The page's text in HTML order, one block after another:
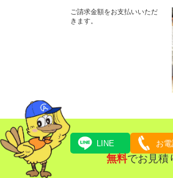
ご請求金額をお支払いいただ
きます。
LINE お
無料でお見積